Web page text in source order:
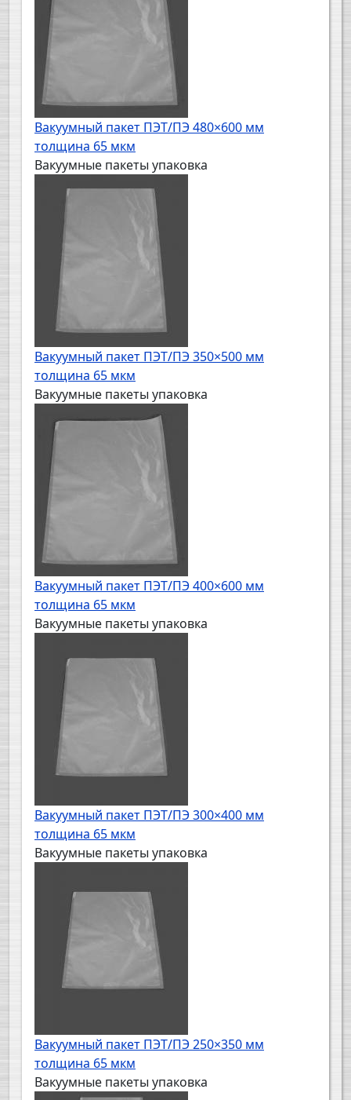
Вакуумный пакет ПЭТ/ПЭ 480×600 мм
толщина 65 мкм
Вакуумные пакеты упаковка
Вакуумный пакет ПЭТ/ПЭ 350×500 мм
толщина 65 мкм
Вакуумные пакеты упаковка
Вакуумный пакет ПЭТ/ПЭ 400×600 мм
толщина 65 мкм
Вакуумные пакеты упаковка
Вакуумный пакет ПЭТ/ПЭ 300×400 мм
толщина 65 мкм
Вакуумные пакеты упаковка
Вакуумный пакет ПЭТ/ПЭ 250×350 мм
толщина 65 мкм
Вакуумные пакеты упаковка